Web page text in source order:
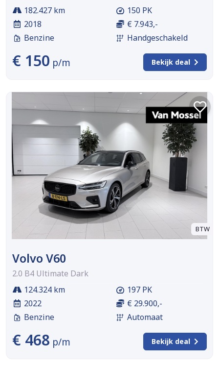
182.427 km
2018
Benzine
150 PK
€ 7.943,-
Handgeschakeld
€ 150 p/m Bekijk deal
BTW
Volvo V60
2.0 B4 Ultimate Dark
124.324 km
2022
Benzine
197 PK
€ 29.900,-
Automaat
€ 468 p/m Bekijk deal